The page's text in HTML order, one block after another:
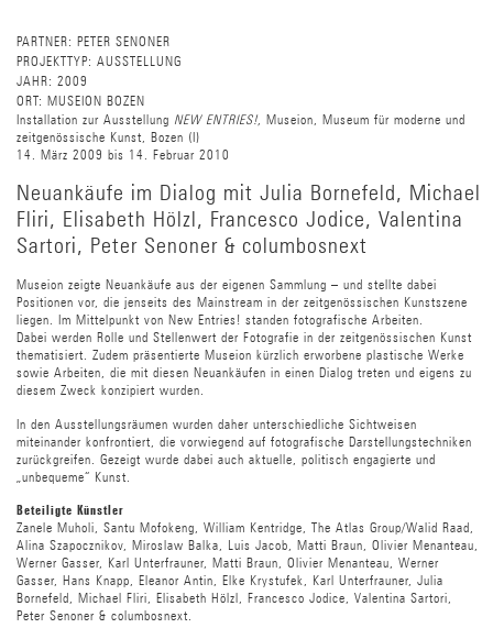
PARTNER: PETER SENONER
PROJEKTTYP: AUSSTELLUNG
JAHR: 2009
ORT: MUSEION BOZEN
Installation zur Ausstellung NEW ENTRIES!, Museion, Museum für moderne und
zeitgenössische Kunst, Bozen (I)
14. März 2009 bis 14. Februar 2010
Neuankäufe im Dialog mit Julia Bornefeld, Michael
Fliri, Elisabeth Hölzl, Francesco Jodice, Valentina
Sartori, Peter Senoner & columbosnext
Museion zeigte Neuankäufe aus der eigenen Sammlung – und stellte dabei
Positionen vor, die jenseits des Mainstream in der zeitgenössischen Kunstszene
liegen. Im Mittelpunkt von New Entries! standen fotografische Arbeiten.
Dabei werden Rolle und Stellenwert der Fotografie in der zeitgenössischen Kunst
thematisiert. Zudem präsentierte Museion kürzlich erworbene plastische Werke
sowie Arbeiten, die mit diesen Neuankäufen in einen Dialog treten und eigens zu
diesem Zweck konzipiert wurden.
In den Ausstellungsräumen wurden daher unterschiedliche Sichtweisen
miteinander konfrontiert, die vorwiegend auf fotografische Darstellungstechniken
zurückgreifen. Gezeigt wurde dabei auch aktuelle, politisch engagierte und
„unbequeme“ Kunst.
Beteiligte Künstler
Zanele Muholi, Santu Mofokeng, William Kentridge, The Atlas Group/Walid Raad,
Alina Szapocznikov, Miroslaw Balka, Luis Jacob, Matti Braun, Olivier Menanteau,
Werner Gasser, Karl Unterfrauner, Matti Braun, Olivier Menanteau, Werner
Gasser, Hans Knapp, Eleanor Antin, Elke Krystufek, Karl Unterfrauner, Julia
Bornefeld, Michael Fliri, Elisabeth Hölzl, Francesco Jodice, Valentina Sartori,
Peter Senoner & columbosnext.